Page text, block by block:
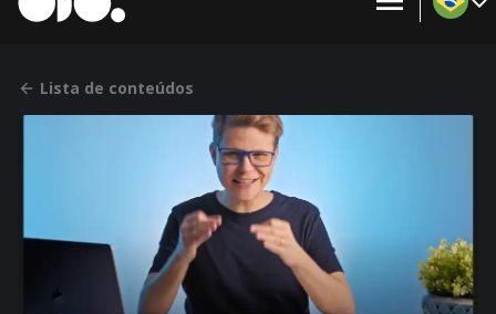
Lista de conteúdos